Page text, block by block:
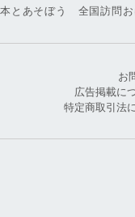
本とあそぼう 全国訪問お
お
広告掲載に
特定商取引法